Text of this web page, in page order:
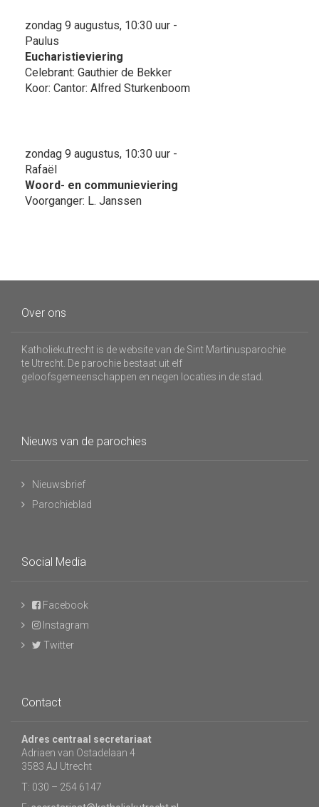
zondag 9 augustus, 10:30 uur -
Paulus
Eucharistieviering
Celebrant: Gauthier de Bekker
Koor: Cantor: Alfred Sturkenboom
zondag 9 augustus, 10:30 uur -
Rafaël
Woord- en communieviering
Voorganger: L. Janssen
Over ons
Katholiekutrecht is de website van de Sint Martinusparochie
te Utrecht. De parochie bestaat uit elf
geloofsgemeenschappen en negen locaties in de stad.
Nieuws van de parochies
Nieuwsbrief
Parochieblad
Social Media
Facebook
Instagram
Twitter
Contact
Adres centraal secretariaat
Adriaen van Ostadelaan 4
3583 AJ Utrecht
T: 030 – 254 6147